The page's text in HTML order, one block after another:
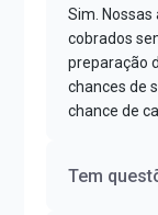
Sim.
cobrados
preparação
chances de
chance de
Tem